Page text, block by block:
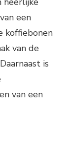
een
koffiebonen
van de
is
van een